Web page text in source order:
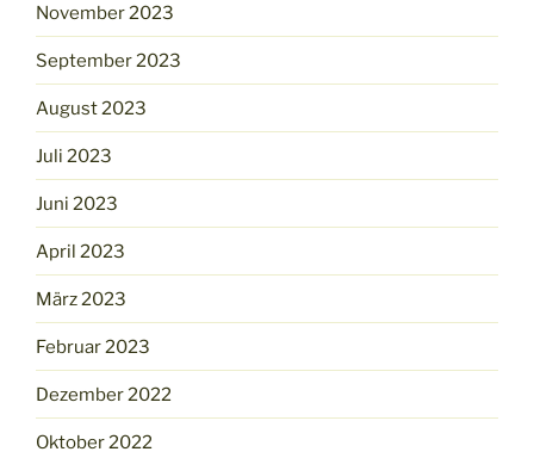
November 2023
September 2023
August 2023
Juli 2023
Juni 2023
April 2023
März 2023
Februar 2023
Dezember 2022
Oktober 2022